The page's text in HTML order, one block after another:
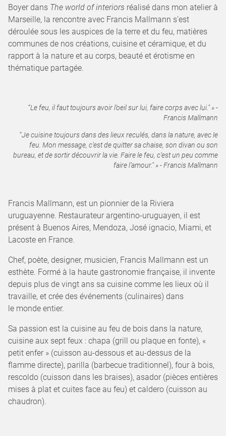
Boyer dans The world of interiors réalisé dans mon atelier à
Marseille, la rencontre avec Francis Mallmann s’est
déroulée sous les auspices de la terre et du feu, matières
communes de nos créations, cuisine et céramique, et du
rapport à la nature et au corps, beauté et érotisme en
thématique partagée.
“Le feu, il faut toujours avoir l’oeil sur lui, faire corps avec lui." » -
Francis Mallmann
“Je cuisine toujours dans des lieux reculés, dans la nature, avec le
feu. Mon message, c’est de quitter sa chaise, son divan ou son
bureau, et de sortir découvrir la vie. Faire le feu, c’est un peu comme
faire l’amour." » - Francis Mallmann
Francis Mallmann, est un pionnier de la Riviera
uruguayenne. Restaurateur argentino-uruguayen, il est
présent à Buenos Aires, Mendoza, José ignacio, Miami, et
Lacoste en France.
Chef, poète, designer, musicien, Francis Mallmann est un
esthète. Formé à la haute gastronomie française, il invente
depuis plus de vingt ans sa cuisine comme les lieux où il
travaille, et crée des événements (culinaires) dans
le monde entier.
Sa passion est la cuisine au feu de bois dans la nature,
cuisine aux sept feux : chapa (grill ou plaque en fonte), «
petit enfer » (cuisson au-dessous et au-dessus de la
flamme directe), parilla (barbecue traditionnel), four à bois,
rescoldo (cuisson dans les braises), asador (pièces entières
mises à plat et cuites face au feu) et caldero (cuisson au
chaudron).